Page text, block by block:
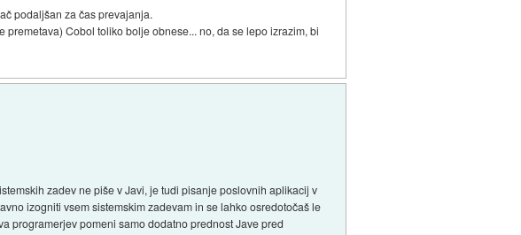
podaljšan za čas prevajanja.
Cobol toliko bolje obnese... no, da se lepo izrazim, bi
zadev ne piše v Javi, je tudi pisanje poslovnih aplikacij v
izogniti vsem sistemskim zadevam in se lahko osredotočaš le
programerjev pomeni samo dodatno prednost Jave pred